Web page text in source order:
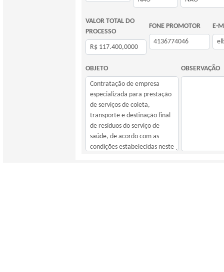
VALOR TOTAL DO
PROCESSO
FONE PROMOTOR E-
OBJETO OBSERVAÇÃO